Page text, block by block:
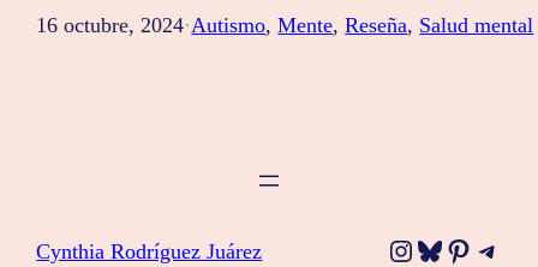
16 octubre, 2024·Autismo, Mente, Reseña, Salud mental
Cynthia Rodríguez Juárez Instagram
Bluesky